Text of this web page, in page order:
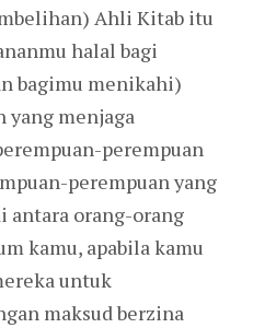
Ahli Kitab itu
halal bagi
bagimu menikahi)
yang menjaga
perempuan
perempuan yang
antara orang-orang
kamu, apabila kamu
untuk
maksud berzina